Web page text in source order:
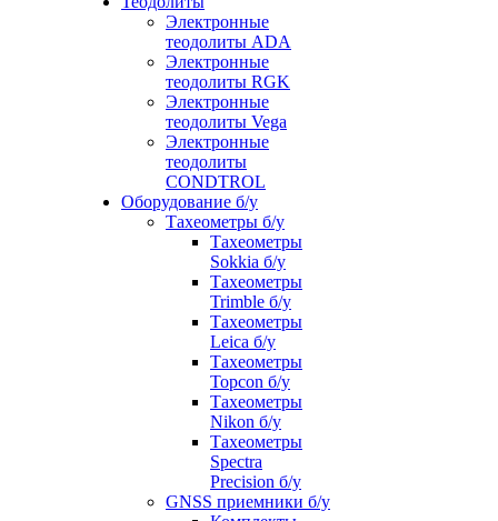
Электронные
теодолиты ADA
Электронные
теодолиты RGK
Электронные
теодолиты Vega
Электронные
теодолиты
CONDTROL
Оборудование б/у
Тахеометры б/у
Тахеометры
Sokkia б/у
Тахеометры
Trimble б/у
Тахеометры
Leica б/у
Тахеометры
Topcon б/у
Тахеометры
Nikon б/у
Тахеометры
Spectra
Precision б/у
GNSS приемники б/у